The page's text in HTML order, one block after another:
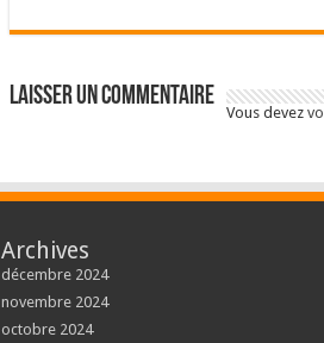
Laisser un commentaire
Vous devez
Archives
décembre 2024
novembre 2024
octobre 2024